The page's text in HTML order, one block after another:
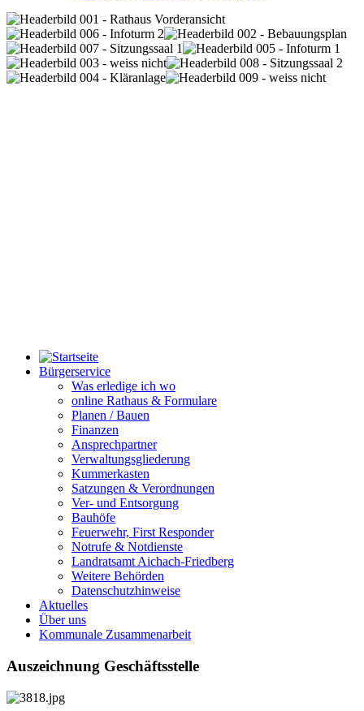
Bürgerservice
Was erledige ich wo
online Rathaus & Formulare
Planen / Bauen
Finanzen
Ansprechpartner
Verwaltungsgliederung
Kummerkasten
Satzungen & Verordnungen
Ver- und Entsorgung
Bauhöfe
Feuerwehr, First Responder
Notrufe & Notdienste
Landratsamt Aichach-Friedberg
Weitere Behörden
Datenschutzhinweise
Aktuelles
Über uns
Kommunale Zusammenarbeit
Auszeichnung Geschäftsstelle